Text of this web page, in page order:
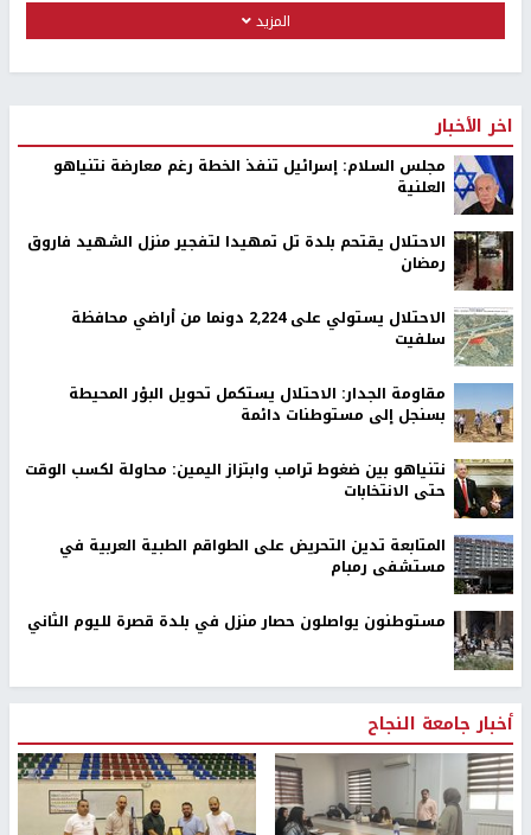
المزيد
اخر الأخبار
مجلس السلام: إسرائيل تنفذ الخطة رغم معارضة نتنياهو
العلنية
الاحتلال يقتحم بلدة تل تمهيدا لتفجير منزل الشهيد فاروق
رمضان
الاحتلال يستولي على 2,224 دونما من أراضي محافظة
سلفيت
مقاومة الجدار: الاحتلال يستكمل تحويل البؤر المحيطة
بسنجل إلى مستوطنات دائمة
نتنياهو بين ضغوط ترامب وابتزاز اليمين: محاولة لكسب الوقت
حتى الانتخابات
المتابعة تدين التحريض على الطواقم الطبية العربية في
مستشفى رمبام
مستوطنون يواصلون حصار منزل في بلدة قصرة لليوم الثاني
أخبار جامعة النجاح